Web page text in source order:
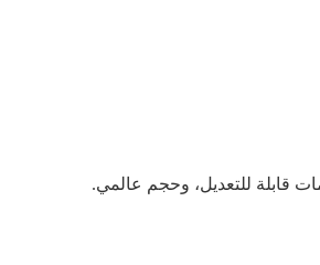
قابلة للتعديل، وحجم عالمي.